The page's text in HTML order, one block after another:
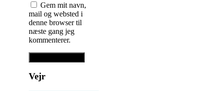
Gem mit navn,
mail og websted i
denne browser til
næste gang jeg
kommenterer.
Vejr